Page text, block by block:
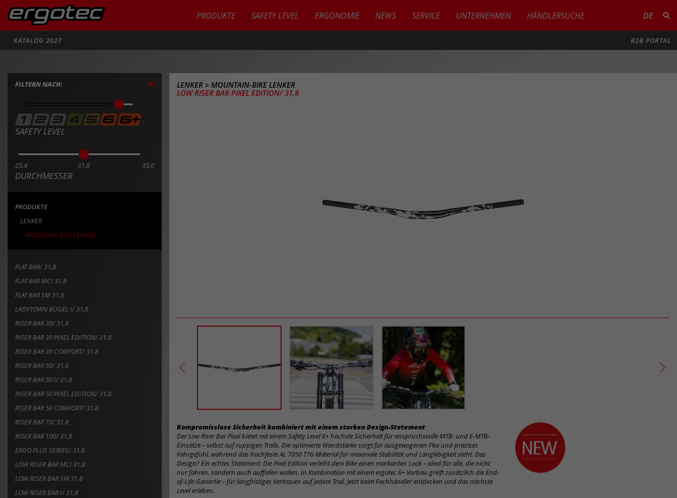
PRODUKTE SAFETY LEVEL ERGONOMIE NEWS SERVICE UNTERNEHMEN HÄNDLERSUCHE DE
KATALOG 2027 B2B PORTAL
FILTERN NACH:
SAFETY LEVEL
25,4 31,8 35,0
DURCHMESSER
PRODUKTE
LENKER
MOUNTAIN-BIKE LENKER
FLAT BAR/ 31,8
FLAT BAR MCI 31,8
FLAT BAR SM 31,8
LADYTOWN BÜGEL I/ 31,8
RISER BAR 30/ 31,8
RISER BAR 30 PIXEL EDITION/ 31,8
RISER BAR 30 COMFORT/ 31,8
RISER BAR 50/ 31,8
RISER BAR 50 I/ 31,8
RISER BAR 50 PIXEL EDITION/ 31,8
RISER BAR 50 COMFORT/ 31,8
RISER BAR 70/ 31,8
RISER BAR 100/ 31,8
ERGO PLUS SERIES/ 31,8
LOW RISER BAR MCI 31,8
LOW RISER BAR SM 31,8
LOW RISER BAR I/ 31,8
LENKER > MOUNTAIN-BIKE LENKER
LOW RISER BAR PIXEL EDITION/ 31,8
Kompromisslose Sicherheit kombiniert mit einem starken Design-Statement
Der Low Riser Bar Pixel bietet mit einem Safety Level 6+ höchste Sicherheit für anspruchsvolle MTB- und E-MTB-
Einsätze – selbst auf ruppigen Trails. Die optimierte Wandstärke sorgt für ausgewogenen Flex und präzises
Fahrgefühl, während das hochfeste AL 7050 T76-Material für maximale Stabilität und Langlebigkeit steht. Das
Design? Ein echtes Statement: Die Pixel Edition verleiht dem Bike einen markanten Look – ideal für alle, die nicht
nur fahren, sondern auch auffallen wollen. In Kombination mit einem ergotec 6+ Vorbau greift zusätzlich die End-
of-Life-Garantie – für langfristiges Vertrauen auf jedem Trail. Jetzt beim Fachhändler entdecken und das nächste
Level erleben.